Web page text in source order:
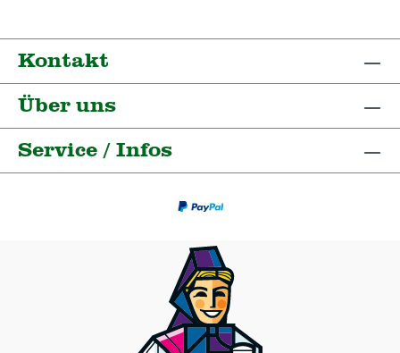
Kontakt
Über uns
Service / Infos